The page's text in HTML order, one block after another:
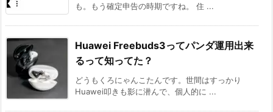
も。もう確定申告の時期ですね。 住 ...
Huawei Freebuds3ってパンダ運用出来
るって知ってた？
どうもくろにゃんこたんです。世間はすっかり
Huawei叩きも影に潜んで、個人的に ...